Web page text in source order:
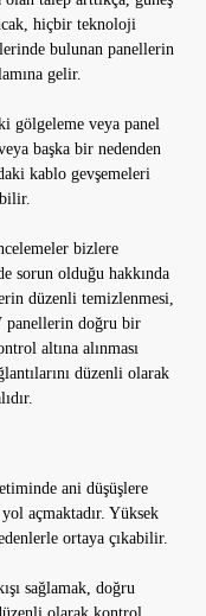
hiçbir teknoloji
bulunan panellerin
gelir.
gölgeleme veya panel
başka bir nedenden
kablo gevşemeleri
bizlere
sorun olduğu hakkında
düzenli temizlenmesi,
panellerin doğru bir
altına alınması
düzenli olarak
ani düşüşlere
açmaktadır. Yüksek
ortaya çıkabilir.
sağlamak, doğru